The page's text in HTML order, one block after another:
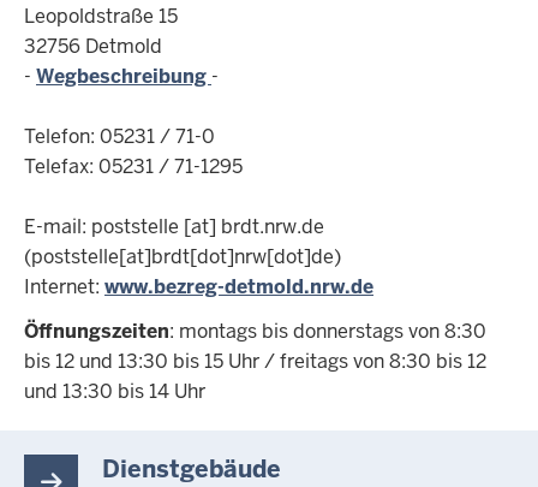
Leopoldstraße 15
32756 Detmold
- Wegbeschreibung -
Telefon: 05231 / 71-0
Telefax: 05231 / 71-1295
E-mail: poststelle [at] brdt.nrw.de
(poststelle[at]brdt[dot]nrw[dot]de)
Internet: www.bezreg-detmold.nrw.de
Öffnungszeiten: montags bis donnerstags von 8:30
bis 12 und 13:30 bis 15 Uhr / freitags von 8:30 bis 12
und 13:30 bis 14 Uhr
Dienstgebäude